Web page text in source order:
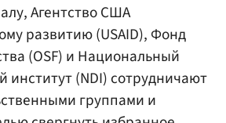
Агентство США
развитию (USAID), Фонд
(OSF) и Национальный
институт (NDI) сотрудничают
группами и